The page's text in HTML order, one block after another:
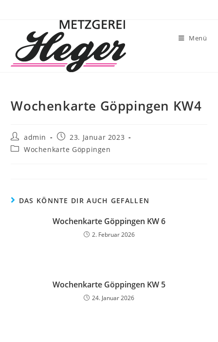
Menü
Wochenkarte Göppingen KW4
admin
23. Januar 2023
Wochenkarte Göppingen
DAS KÖNNTE DIR AUCH GEFALLEN
Wochenkarte Göppingen KW 6
2. Februar 2026
Wochenkarte Göppingen KW 5
24. Januar 2026